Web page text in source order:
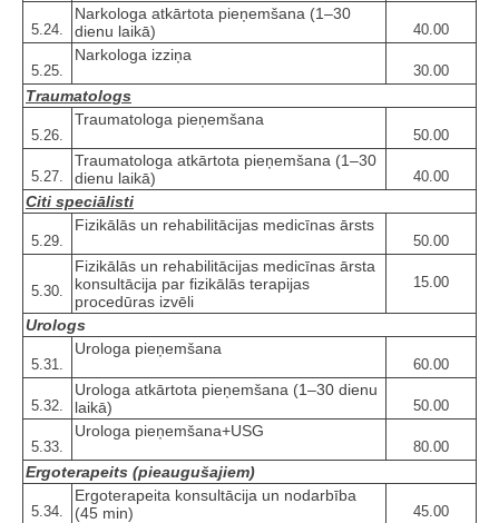
5.24.
Narkologa atkārtota pieņemšana (1–30
dienu laikā)
40.00
5.25.
Narkologa izziņa
30.00
Traumatologs
5.26.
Traumatologa pieņemšana
50.00
5.27.
Traumatologa atkārtota pieņemšana (1–30
dienu laikā)
40.00
Citi speciālisti
5.29.
Fizikālās un rehabilitācijas medicīnas ārsts
50.00
5.30.
Fizikālās un rehabilitācijas medicīnas ārsta
konsultācija par fizikālās terapijas
procedūras izvēli
15.00
Urologs
5.31.
Urologa pieņemšana
60.00
5.32.
Urologa atkārtota pieņemšana (1–30 dienu
laikā)
50.00
5.33.
Urologa pieņemšana+USG
80.00
Ergoterapeits (pieaugušajiem)
5.34.
Ergoterapeita konsultācija un nodarbība
(45 min)
45.00